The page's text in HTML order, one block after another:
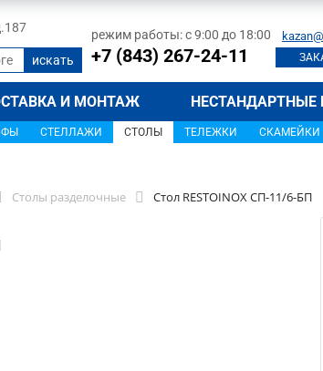
режим работы: с 9:00 до 18:00
+7 (843) 267-24-11
И МОНТАЖ НЕСТАНДАРТНЫЕ
СТЕЛЛАЖИ СТОЛЫ ТЕЛЕЖКИ СКАМЕЙКИ
Столы разделочные Стол RESTOINOX СП-11/6-БП